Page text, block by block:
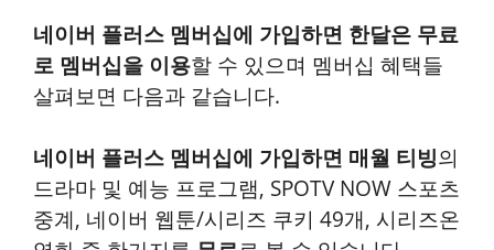
네이버 플러스 멤버십에 가입하면 한달은 무료
로 멤버십을 이용할 수 있으며 멤버십 혜택들
살펴보면 다음과 같습니다.
네이버 플러스 멤버십에 가입하면 매월 티빙의
드라마 및 예능 프로그램, SPOTV NOW 스포츠
중계, 네이버 웹툰/시리즈 쿠키 49개, 시리즈온